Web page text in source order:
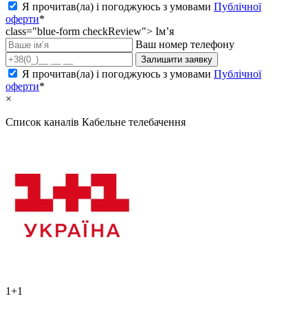
Я прочитав(ла) і погоджуюсь з умовами Публічної
оферти*
class="blue-form checkReview"> Ім’я
Ваш номер телефону
Залишити заявку
Я прочитав(ла) і погоджуюсь з умовами Публічної
оферти*
×
Список каналів Кабельне телебачення
1+1